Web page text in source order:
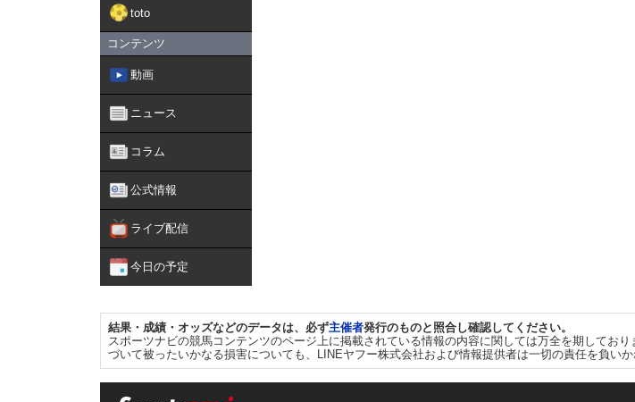
toto
コンテンツ
動画
ニュース
コラム
公式情報
ライブ配信
今日の予定
結果・成績・オッズなどのデータは、必ず主催者発行のものと照合し確認してください。
スポーツナビの競馬コンテンツのページ上に掲載されている情報の内容に関しては万全を期してお
づいて被ったいかなる損害についても、LINEヤフー株式会社および情報提供者は一切の責任を負いか